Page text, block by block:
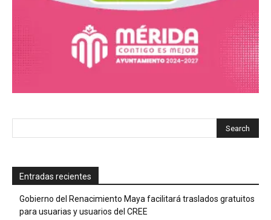
Entradas recientes
Gobierno del Renacimiento Maya facilitará traslados gratuitos
para usuarias y usuarios del CREE